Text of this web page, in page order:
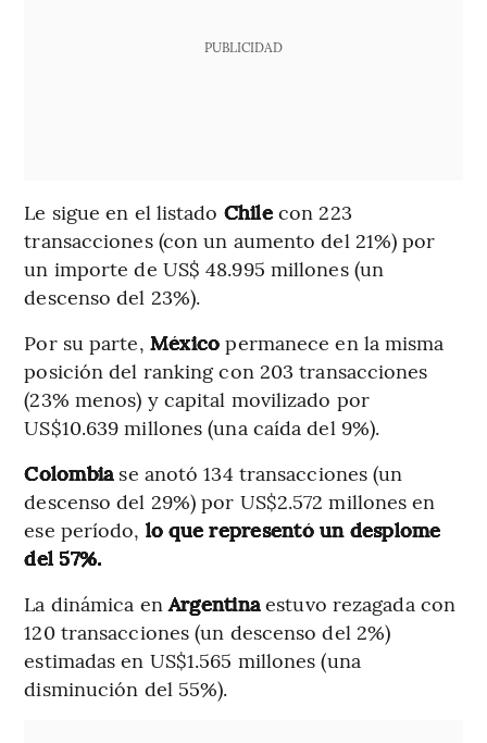
PUBLICIDAD
Le sigue en el listado Chilecon 223
transacciones (con un aumento del 21%) por
un importe de US$ 48.995 millones (un
descenso del 23%).
Por su parte, Méxicopermanece en la misma
posición del ranking con 203 transacciones
(23% menos) y capital movilizado por
US$10.639 millones (una caída del 9%).
Colombiase anotó 134 transacciones (un
descenso del 29%) por US$2.572 millones en
ese período, lo que representó un desplome
del 57%.
La dinámica enArgentinaestuvo rezagada con
120 transacciones (un descenso del 2%)
estimadas en US$1.565 millones (una
disminución del 55%).